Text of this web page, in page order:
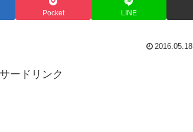
Pocket LINE
2016.05.18
ードリンク